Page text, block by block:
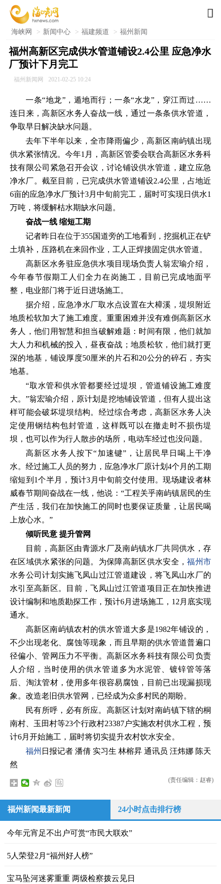

海峡网 > 新闻中心 > 福建频道 > 福州新闻
福州高新区完成供水管道铺设2.4公里 应急净水
厂预计下月完工
福州新闻网 2021-02-25 10:24
一条“地龙”，遁地而行；一条“水龙”，穿江而过……
连日来，高新区水务人奋战一线，通过一条条供水管道，
争取早日解决缺水问题。
去年下半年以来，全市降雨偏少，高新区南屿镇出现
供水紧张情况。今年1月，高新区管委会联合高新区水务科
技有限公司紧急召开会议，讨论铺设供水管道，建立应急
净水厂。截至目前，已完成供水管道铺设2.4公里，占地近
6亩的应急净水厂预计3月中旬前完工，届时可实现日供水1
万吨，将缓解枯水期缺水问题。
奋战一线 缩短工期
记者昨日在位于355国道旁的工地看到，挖掘机正在铲
土填补，压路机在来回作业，工人正焊接固定供水管道。
高新区水务驻应急供水项目现场负责人翁宏瑜介绍，
今年春节假期工人们全力在岗施工，目前已完成地面平
整，电业部门将于近日进场施工。
据介绍，应急净水厂取水点设置在大樟溪，堤坝附近
地质松软加大了施工难度。重重困难并没有难倒高新区水
务人，他们用智慧和担当破解难题：时间有限，他们就加
大人力和机械的投入，昼夜奋战；地质松软，他们就打更
深的地基，铺设厚度50厘米的片石和20公分的碎石，夯实
地基。
“取水管和供水管都要经过堤坝，管道铺设施工难度
大。”翁宏瑜介绍，原计划是挖地铺设管道，但有人提出这
样可能会破坏堤坝结构。经过综合考虑，高新区水务人决
定使用钢结构包封管道，这样既可以在撤走时不损伤堤
坝，也可以作为行人散步的场所，电动车经过也没问题。
高新区水务人按下“加速键”，让居民早日喝上干净
水。经过施工人员的努力，应急净水厂原计划4个月的工期
缩短到1个半月，预计3月中旬前交付使用。现场建设者林
威春节期间奋战在一线，他说：“工程关乎南屿镇居民的生
产生活，我们在加快施工的同时也要保证质量，让居民喝
上放心水。”
倾听民意 提升管网
目前，高新区由青源水厂及南屿镇水厂共同供水，存
在区域供水紧张的问题。为保障高新区供水安全，福州市
水务公司计划实施飞凤山过江管道建设，将飞凤山水厂的
水引至高新区。目前，飞凤山过江管道项目正在加快推进
设计编制和地质勘探工作，预计6月进场施工，12月底实现
通水。
高新区南屿镇农村的供水管道大多是1982年铺设的，
不少出现老化、腐蚀等现象，而且早期的供水管道普遍口
径偏小、管网压力不平衡。高新区水务科技有限公司负责
人介绍，当时使用的供水管道多为水泥管、镀锌管等落
后、淘汰管材，使用多年很容易腐蚀，目前已出现漏损现
象。改造老旧供水管网，已经成为众多村民的期盼。
民有所呼，必有所应。高新区计划对南屿镇下辖的桐
南村、玉田村等23个行政村23387户实施农村供水工程，预
计6月开始施工，届时将切实提升农村饮水安全。
福州 日报记者 潘倩 实习生 林榕昇 通讯员 汪炜娜 陈天
然
(责任编辑：赵睿)
福州新闻最新新闻 24小时点击排行榜
今年元宵足不出户可赏“市民大联欢”
5人荣登2月“福州好人榜”
宝马坠河迷雾重重 两级检察拨云见日